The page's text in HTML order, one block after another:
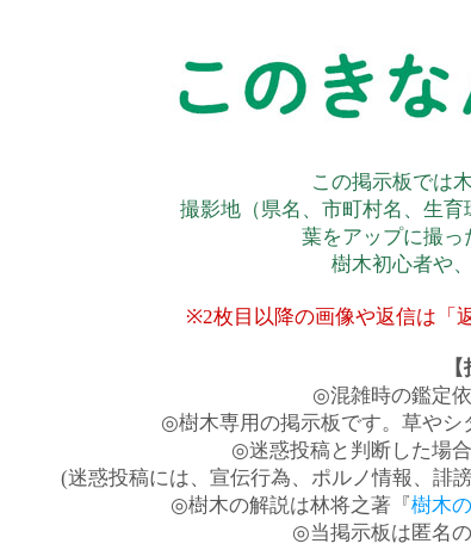
この掲示板では
撮影地（県名、市町村名、生育
葉をアップに撮っ
樹木初心者や
※2枚目以降の画像や返信は「
◎混雑時の鑑定
◎樹木専用の掲示板です。草やシ
◎迷惑投稿と判断した場
(迷惑投稿には、宣伝行為、ポルノ情報、誹
◎樹木の解説は林将之著『樹木
◎当掲示板は匿名